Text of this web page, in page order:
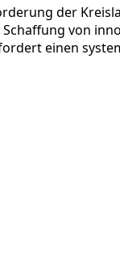
der
von
einen